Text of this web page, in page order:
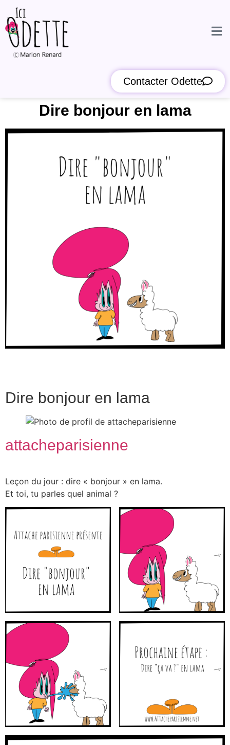
Contacter Odette
Dire bonjour en lama
Dire bonjour en lama
attacheparisienne
Leçon du jour : dire « bonjour » en lama.
Et toi, tu parles quel animal ?